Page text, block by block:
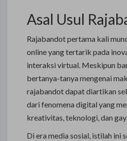
Asal Usul
Rajabandot pertama kali
online yang tertarik pada
interaksi virtual. Meskipun
bertanya-tanya mengenai
rajabandot dapat diartikan
dari fenomena digital yang
kreativitas, teknologi, dan
Di era media sosial, istilah ini